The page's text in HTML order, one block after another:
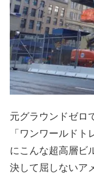
元グラウンドゼロ
「ワンワールド
にこんな超高層ビ
決して屈しないア